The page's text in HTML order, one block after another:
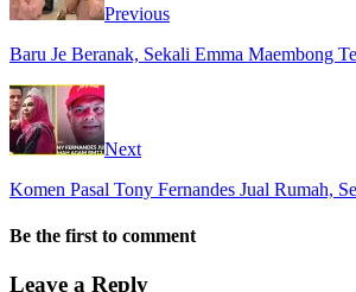
Previous
Baru Je Beranak, Sekali Emma Maembong
Next
Komen Pasal Tony Fernandes Jual Rumah,
Be the first to comment
Leave a Reply